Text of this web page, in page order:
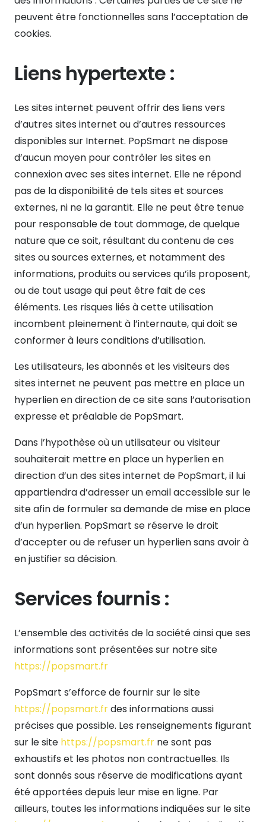
peuvent être fonctionnelles sans l’acceptation de
cookies.
Liens hypertexte :
Les sites internet peuvent offrir des liens vers
d’autres sites internet ou d’autres ressources
disponibles sur Internet. PopSmart ne dispose
d’aucun moyen pour contrôler les sites en
connexion avec ses sites internet. Elle ne répond
pas de la disponibilité de tels sites et sources
externes, ni ne la garantit. Elle ne peut être tenue
pour responsable de tout dommage, de quelque
nature que ce soit, résultant du contenu de ces
sites ou sources externes, et notamment des
informations, produits ou services qu’ils proposent,
ou de tout usage qui peut être fait de ces
éléments. Les risques liés à cette utilisation
incombent pleinement à l’internaute, qui doit se
conformer à leurs conditions d’utilisation.
Les utilisateurs, les abonnés et les visiteurs des
sites internet ne peuvent pas mettre en place un
hyperlien en direction de ce site sans l’autorisation
expresse et préalable de PopSmart.
Dans l’hypothèse où un utilisateur ou visiteur
souhaiterait mettre en place un hyperlien en
direction d’un des sites internet de PopSmart, il lui
appartiendra d’adresser un email accessible sur le
site afin de formuler sa demande de mise en place
d’un hyperlien. PopSmart se réserve le droit
d’accepter ou de refuser un hyperlien sans avoir à
en justifier sa décision.
Services fournis :
L’ensemble des activités de la société ainsi que ses
informations sont présentées sur notre site
https://popsmart.fr
PopSmart s’efforce de fournir sur le site
https://popsmart.frdes informations aussi
précises que possible. Les renseignements figurant
sur le site https://popsmart.fr ne sont pas
exhaustifs et les photos non contractuelles. Ils
sont donnés sous réserve de modifications ayant
été apportées depuis leur mise en ligne. Par
ailleurs, toutes les informations indiquées sur le site